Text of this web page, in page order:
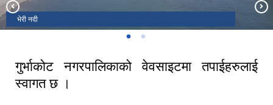
भेरी नदी
दह ताल
गुर्भाकोट नगरपालिकाको वेवसाइटमा तपाईहरुलाई
स्वागत छ ।